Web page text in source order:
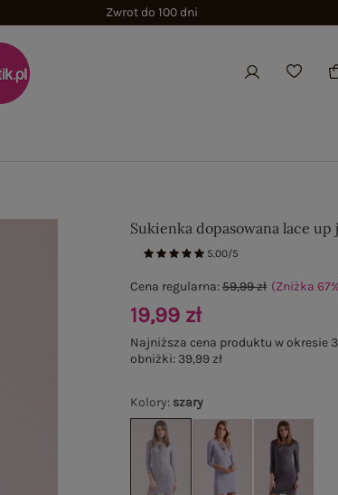
Zwrot do 100 dni
Sukienka dopasowana lace up
5.00/5
Kolory: szary
Cena regularna:59,99 zł (Zniżka67
19,99 zł
Najniższa cena produktu w okresie
obniżki: 39,99 zł